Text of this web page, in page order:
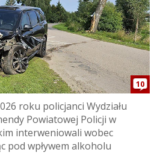
10
roku policjanci Wydziału
Powiatowej Policji w
interweniowali wobec
pod wpływem alkoholu